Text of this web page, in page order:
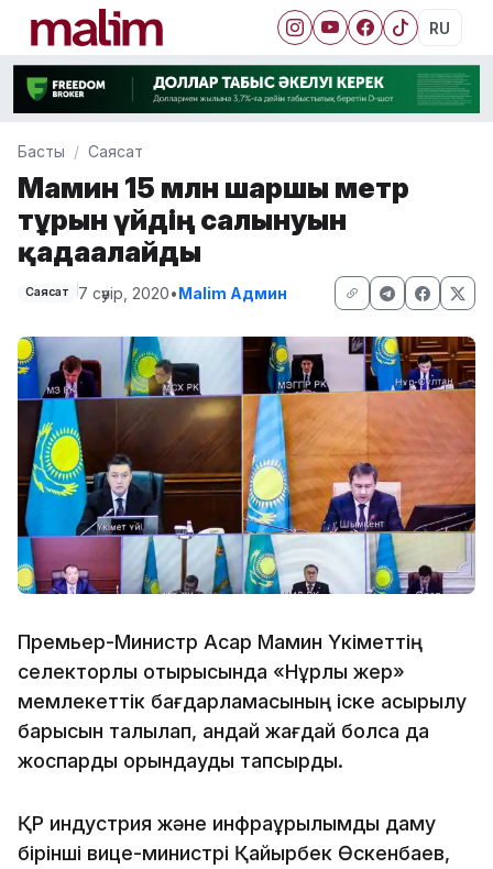
RU
Басты Саясат
Мамин 15 млн шаршы метр
тұрғын үйдің салынуын
қадағалайды
Саясат 7 сәуір, 2020•Malim Админ
Премьер-Министр Асқар Мамин Үкіметтің
селекторлық отырысында «Нұрлы жер»
мемлекеттік бағдарламасының іске асырылу
барысын талқылап, қандай жағдай болса да
жоспарды орындауды тапсырды.
ҚР индустрия және инфрақұрылымдық даму
бірінші вице-министрі Қайырбек Өскенбаев,